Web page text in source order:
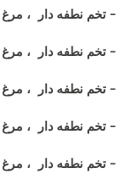
- تخم نطفه دار ،
- تخم نطفه دار ،
- تخم نطفه دار ،
- تخم نطفه دار ،
- تخم نطفه دار ،